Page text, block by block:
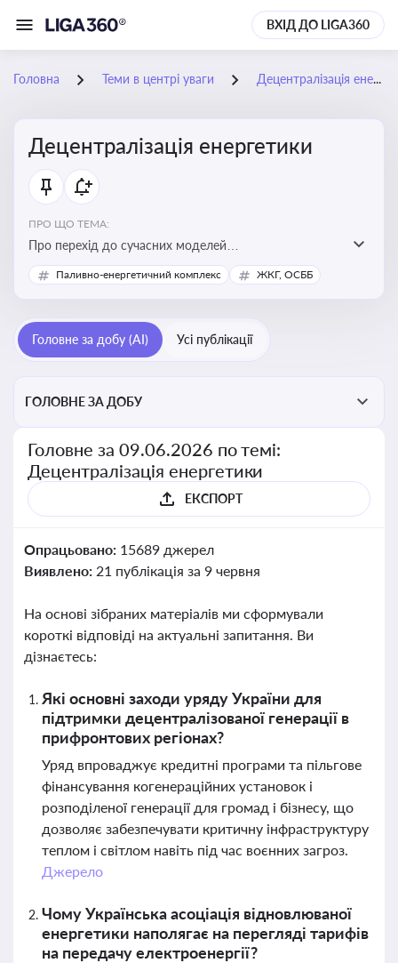
ВХІД ДО LIGA360
Головна Теми в центрі уваги Децентралізація енергетики
Децентралізація енергетики
ПРО ЩО ТЕМА:
Про перехід до сучасних моделей
енергозабезпечення, де виробництво електроенергії
здійснюється ближче до споживача. Це важливо для
втрат при транспортуванні енергії та стимулювання
розвитку відновлюваних джерел
Паливно-енергетичний комплекс ЖКГ, ОСББ
Головне за добу (AI) Усі публікації
ГОЛОВНЕ ЗА ДОБУ
Головне за 09.06.2026 по темі:
Децентралізація енергетики
ЕКСПОРТ
Опрацьовано: 15689 джерел
Виявлено: 21 публікація за 9 червня
На основі зібраних матеріалів ми сформували
короткі відповіді на актуальні запитання. Ви
дізнаєтесь:
Які основні заходи уряду України для
підтримки децентралізованої генерації в
прифронтових регіонах?
Уряд впроваджує кредитні програми та пільгове
фінансування когенераційних установок і
розподіленої генерації для громад і бізнесу, що
дозволяє забезпечувати критичну інфраструктуру
теплом і світлом навіть під час воєнних загроз.
Джерело
Чому Українська асоціація відновлюваної
енергетики наполягає на перегляді тарифів
на передачу електроенергії?